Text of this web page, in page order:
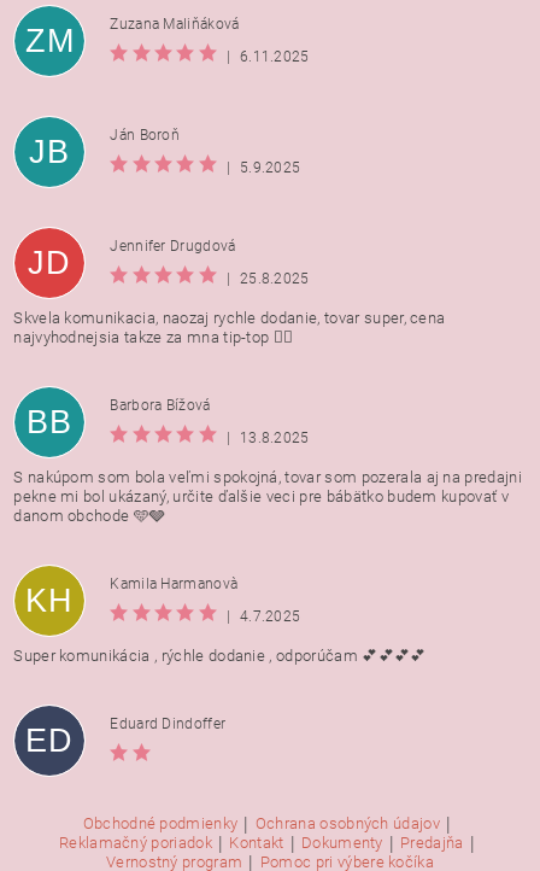
ZM
Zuzana Maliňáková
|
6.11.2025
JB
Ján Boroň
|
5.9.2025
JD
Jennifer Drugdová
|
25.8.2025
Skvela komunikacia, naozaj rychle dodanie, tovar super, cena
najvyhodnejsia takze za mna tip-top 👍🏻
BB
Barbora Bížová
|
13.8.2025
S nakúpom som bola veľmi spokojná, tovar som pozerala aj na predajni
pekne mi bol ukázaný, určite ďalšie veci pre bábätko budem kupovať v
danom obchode 🩵🩶
KH
Kamila Harmanovà
|
4.7.2025
Super komunikácia , rýchle dodanie , odporúčam 💕💕💕💕
ED Eduard Dindoffer
Obchodné podmienky | Ochrana osobných údajov |
Reklamačný poriadok | Kontakt | Dokumenty | Predajňa |
Vernostný program | Pomoc pri výbere kočíka